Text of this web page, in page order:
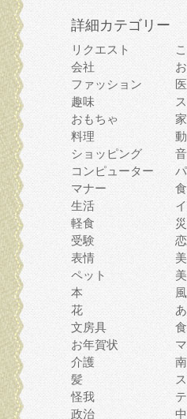
詳細カテゴリー
リクエスト
会社
ファッション
趣味
おもちゃ
料理
ショッピング
コンピューター
マナー
生活
軽食
受験
表情
ペット
本
花
文房具
お年賀状
介護
髪
怪我
政治